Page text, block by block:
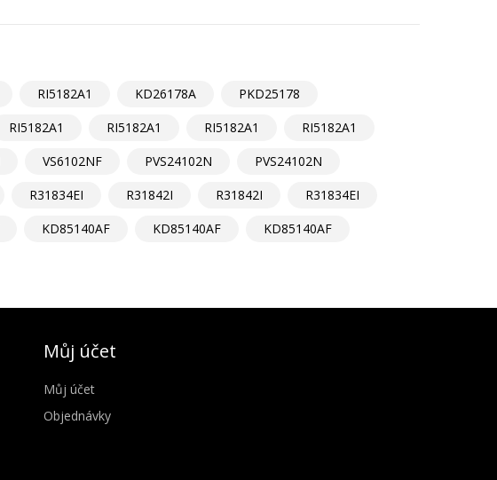
RI5182A1 KD26178A
PKD25178
RI5182A1 RI5182A1 RI5182A1
RI5182A1
VS6102NF PVS24102N
PVS24102N
R31834EI R31842I R31842I
R31834EI
KD85140AF KD85140AF KD85140AF
Můj účet
Můj účet
Objednávky